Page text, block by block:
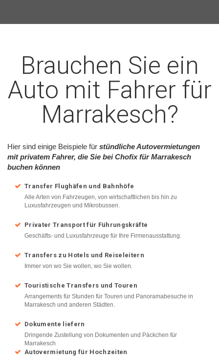
Brauchen Sie ein
Auto mit Fahrer für
Marrakesch?
Hier sind einige Beispiele für stündliche Autovermietungen
mit privatem Fahrer, die Sie bei Chofix für Marrakesch
buchen können
Transfer Flughäfen und Bahnhöfe
Alle Arten von Fahrzeugen, von wirtschaftlichen bis hin zu
Luxusfahrzeugen und Mikrobussen.
Privater Transport für Führungskräfte
Geschäfts- und Luxusfahrzeuge für Ihre Firmenausstattung.
Transfers zu Hotels und Reiseleitern
Immer von wo Sie wollen, wo Sie wollen.
Touristische Transfers und Touren
Arrangements für Stunden für Touren und Panoramabesuche in
Marrakesch und anderen Städten.
Dokumente liefern
Dringende Zustellung von Dokumenten und Päckchen für
Marrakesch
Autovermietung für Hochzeiten